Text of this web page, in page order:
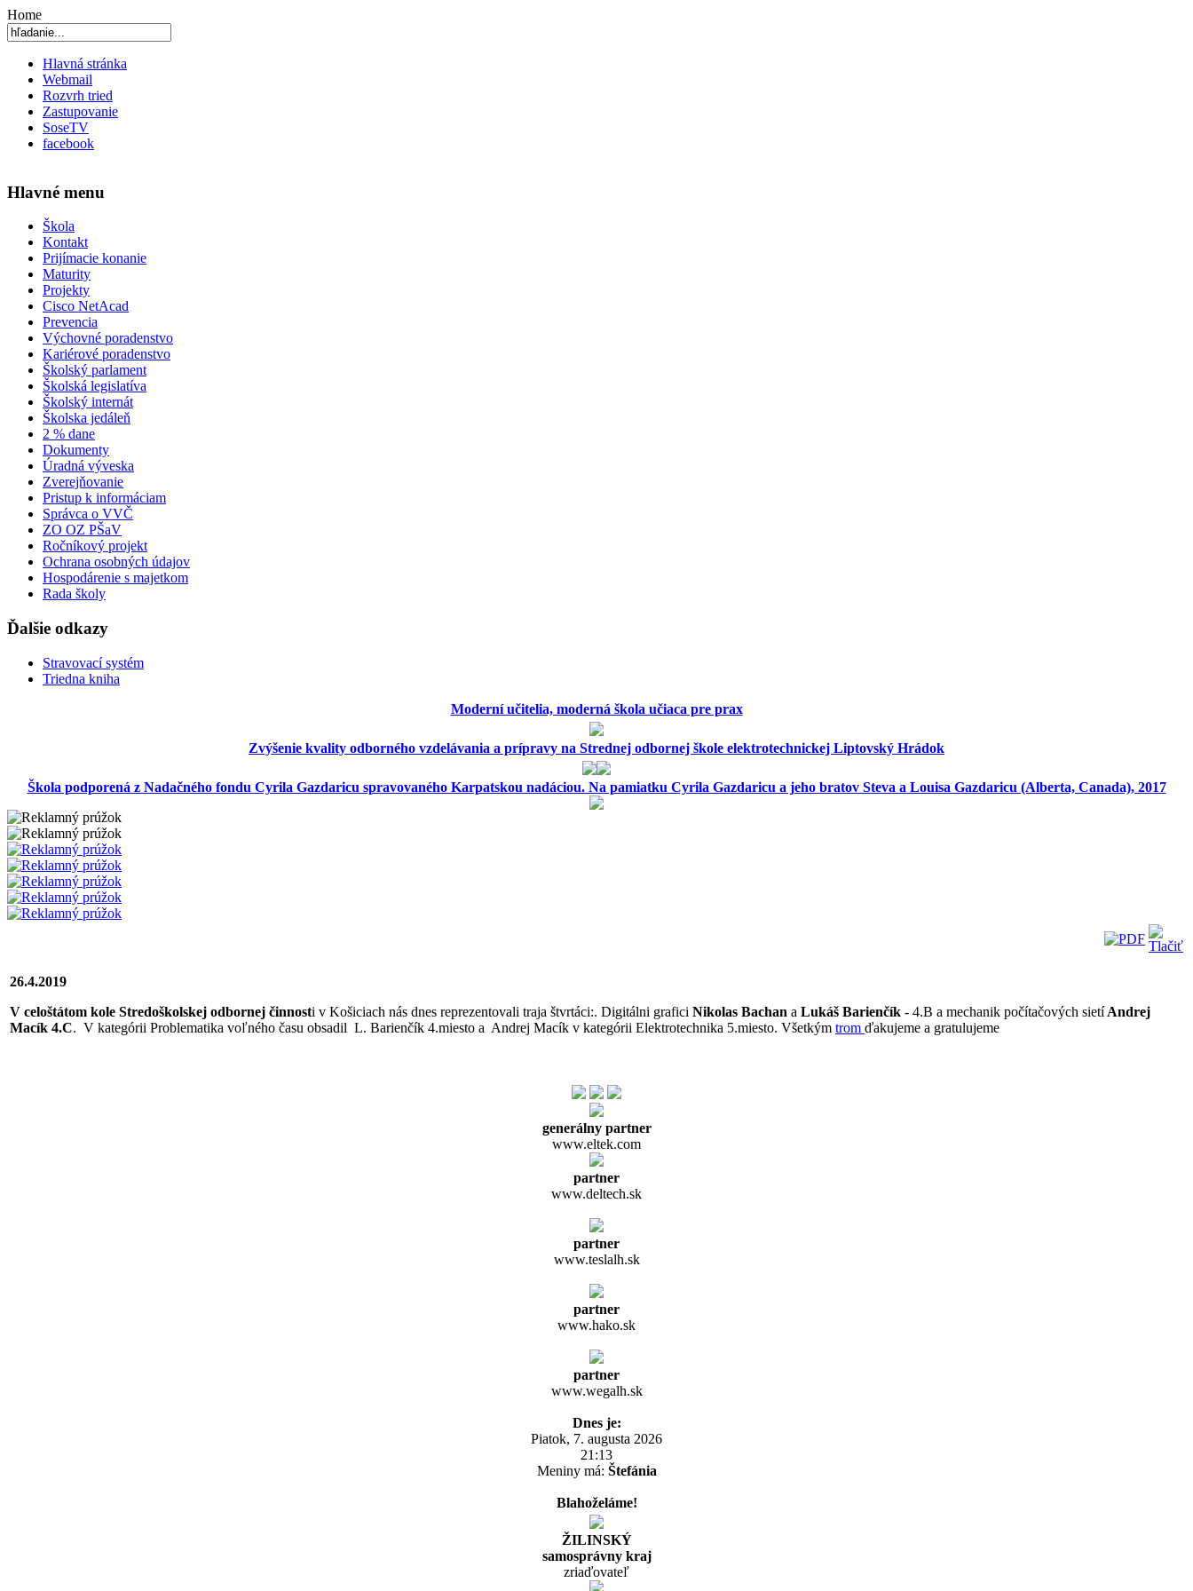
Home
Hlavná stránka
Webmail
Rozvrh tried
Zastupovanie
SoseTV
facebook
Hlavné menu
Škola
Kontakt
Prijímacie konanie
Maturity
Projekty
Cisco NetAcad
Prevencia
Výchovné poradenstvo
Kariérové poradenstvo
Školský parlament
Školská legislatíva
Školský internát
Školska jedáleň
2 % dane
Dokumenty
Úradná výveska
Zverejňovanie
Pristup k informáciam
Správca o VVČ
ZO OZ PŠaV
Ročníkový projekt
Ochrana osobných údajov
Hospodárenie s majetkom
Rada školy
Ďalšie odkazy
Stravovací systém
Triedna kniha
Moderní učitelia, moderná škola učiaca pre prax
Zvýšenie kvality odborného vzdelávania a prípravy na Strednej odbornej škole elektrotechnickej Liptovský Hrádok
Škola podporená z Nadačného fondu Cyrila Gazdaricu spravovaného Karpatskou nadáciou. Na pamiatku Cyrila Gazdaricu a jeho bratov Steva a Louisa Gazdaricu (Alberta, Canada), 2017
26.4.2019
V celoštátom kole Stredoškolskej odbornej činnosti v Košiciach nás dnes reprezentovali traja štvrtáci:. Digitálni grafici Nikolas Bachan a Lukáš Barienčík - 4.B a mechanik počítačových sietíAndrej
Macík 4.C. V kategórii Problematika voľného času obsadil L. Barienčík 4.miesto a Andrej Macík v kategórii Elektrotechnika 5.miesto. Všetkým trom ďakujeme a gratulujeme
generálny partner
www.eltek.com
partner
www.deltech.sk
partner
www.teslalh.sk
partner
www.hako.sk
partner
www.wegalh.sk
Dnes je:
Piatok, 7. augusta 2026
21:13
Meniny má: Štefánia
Blahoželáme!
ŽILINSKÝ
samosprávny kraj
zriaďovateľ